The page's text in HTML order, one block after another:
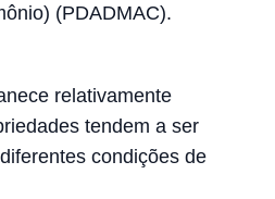
(PDADMAC).
relativamente
tendem a ser
condições de